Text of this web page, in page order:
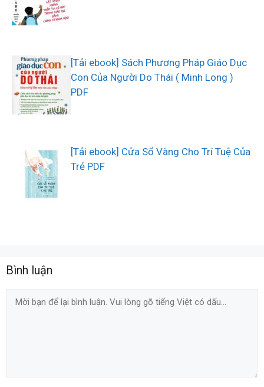
[Tải ebook] Sách Phương Pháp Giáo Dục
Con Của Người Do Thái ( Minh Long )
PDF
[Tải ebook] Cửa Sổ Vàng Cho Trí Tuệ Của
Trẻ PDF
Bình luận
Comment